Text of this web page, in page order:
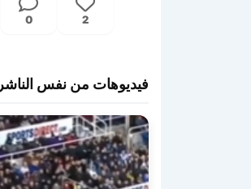
2
0
فيديوهات من نفس الناشر